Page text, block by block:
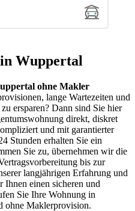
Wuppertal
ohne Makler
lange Wartezeiten und
ersparen? Dann sind Sie hier
direkt, diskret
und mit garantierter
Stunden erhalten Sie ein
Sie zu, übernehmen wir die
bis zur
langjährigen Erfahrung und
Ihnen einen sicheren und
Sie Ihre Wohnung in
ohne Maklerprovision.